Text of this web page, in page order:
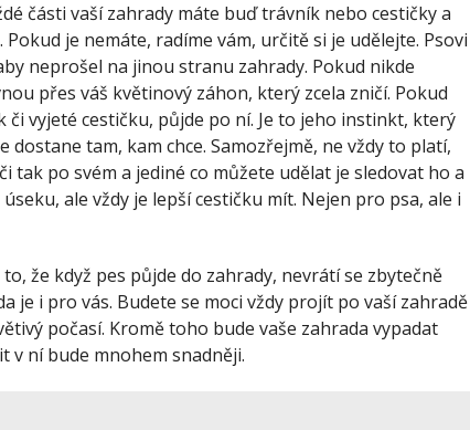
části vaší zahrady máte buď trávník nebo cestičky a
je nemáte, radíme vám, určitě si je udělejte. Psovi
neprošel na jinou stranu zahrady. Pokud nikde
přes váš květinový záhon, který zcela zničí. Pokud
či vyjeté cestičku, půjde po ní. Je to jeho instinkt, který
dostane tam, kam chce. Samozřejmě, ne vždy to platí,
tak po svém a jediné co můžete udělat je sledovat ho a
ale vždy je lepší cestičku mít. Nejen pro psa, ale i
že když pes půjde do zahrady, nevrátí se zbytečně
je i pro vás. Budete se moci vždy projít po vaší zahradě
počasí. Kromě toho bude vaše zahrada vypadat
v ní bude mnohem snadněji.